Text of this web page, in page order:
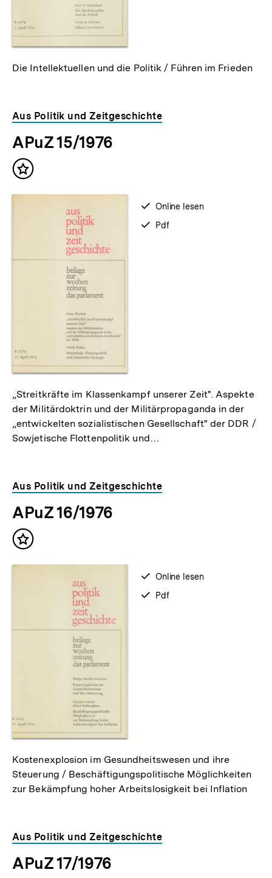
Die Intellektuellen und die Politik / Führen im Frieden
Aus Politik und Zeitgeschichte
APuZ 15/1976
Inhalt
verfügbar
Online lesen
verfügbar
Pdf
„Streitkräfte im Klassenkampf unserer Zeit". Aspekte
der Militärdoktrin und der Militärpropaganda in der
„entwickelten sozialistischen Gesellschaft" der DDR /
Sowjetische Flottenpolitik und…
Aus Politik und Zeitgeschichte
APuZ 16/1976
Inhalt
verfügbar
Online lesen
verfügbar
Pdf
Kostenexplosion im Gesundheitswesen und ihre
Steuerung / Beschäftigungspolitische Möglichkeiten
zur Bekämpfung hoher Arbeitslosigkeit bei Inflation
Aus Politik und Zeitgeschichte
APuZ 17/1976